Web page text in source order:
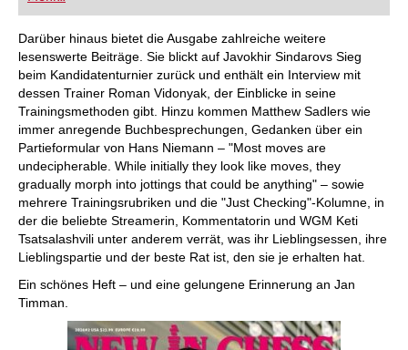
Darüber hinaus bietet die Ausgabe zahlreiche weitere
lesenswerte Beiträge. Sie blickt auf Javokhir Sindarovs Sieg
beim Kandidatenturnier zurück und enthält ein Interview mit
dessen Trainer Roman Vidonyak, der Einblicke in seine
Trainingsmethoden gibt. Hinzu kommen Matthew Sadlers wie
immer anregende Buchbesprechungen, Gedanken über ein
Partieformular von Hans Niemann – "Most moves are
undecipherable. While initially they look like moves, they
gradually morph into jottings that could be anything" – sowie
mehrere Trainingsrubriken und die "Just Checking"-Kolumne, in
der die beliebte Streamerin, Kommentatorin und WGM Keti
Tsatsalashvili unter anderem verrät, was ihr Lieblingsessen, ihre
Lieblingspartie und der beste Rat ist, den sie je erhalten hat.
Ein schönes Heft – und eine gelungene Erinnerung an Jan
Timman.